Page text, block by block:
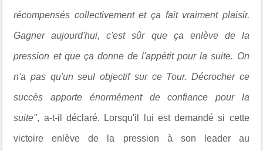
récompensés collectivement et ça fait vraiment plaisir.
Gagner aujourd'hui, c'est sûr que ça enlève de la
pression et que ça donne de l'appétit pour la suite. On
n'a pas qu'un seul objectif sur ce Tour. Décrocher ce
succès apporte énormément de confiance pour la
suite", a-t-il déclaré. Lorsqu'il lui est demandé si cette
victoire enlève de la pression à son leader au